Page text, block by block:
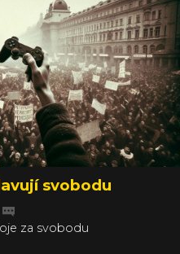
svobodu
za svobodu